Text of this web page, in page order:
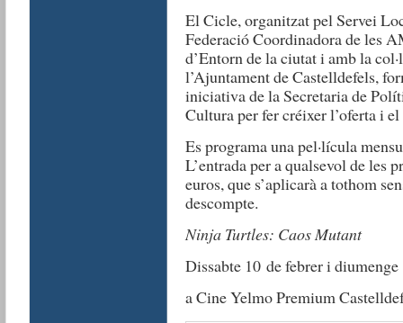
El Cicle, organitzat pel Servei
Federació Coordinadora de les
d’Entorn de la ciutat i amb la
l’Ajuntament de Castelldefels,
iniciativa de la Secretaria de
Cultura per fer créixer l’oferta i
Es programa una pel·lícula
L’entrada per a qualsevol de les
euros, que s’aplicarà a tothom
descompte.
Ninja Turtles: Caos Mutant
Dissabte 10 de febrer i diumenge
a Cine Yelmo Premium